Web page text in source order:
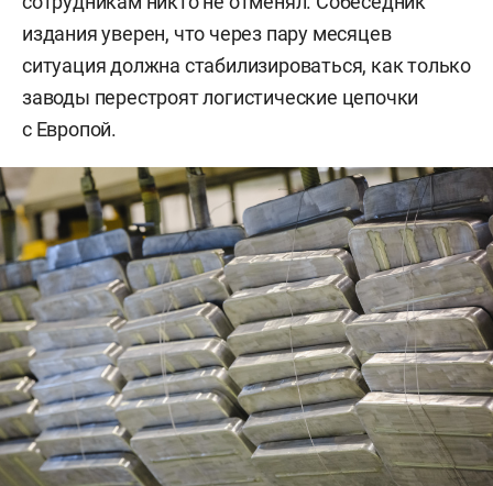
и новые объемы металлов и большие
финансовые вложения.
издания уверен, что через пару месяцев
ситуация должна стабилизироваться, как только
заводы перестроят логистические цепочки
с Европой.